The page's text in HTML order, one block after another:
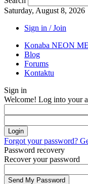
Saturday, August 8, 2026
Sign in / Join
Konaba NEON
Blog
Forums
Kontaktu
Sign in
Welcome! Log into your
Forgot your password?
Password recovery
Recover your password